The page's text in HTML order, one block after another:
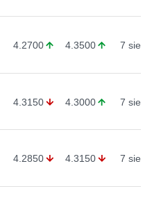
4.2700 4.3500 7 sie
4.3150 4.3000 7 sie
4.2850 4.3150 7 sie